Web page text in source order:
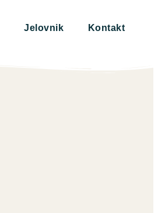
Jelovnik Kontakt